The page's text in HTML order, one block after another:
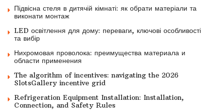
Підвісна стеля в дитячій кімнаті: як обрати матеріали та
виконати монтаж
LED освітлення для дому: переваги, ключові особливості
та вибір
Нихромовая проволока: преимущества материала и
области применения
The algorithm of incentives: navigating the 2026
SlotsGallery incentive grid
Refrigeration Equipment Installation: Installation,
Connection, and Safety Rules